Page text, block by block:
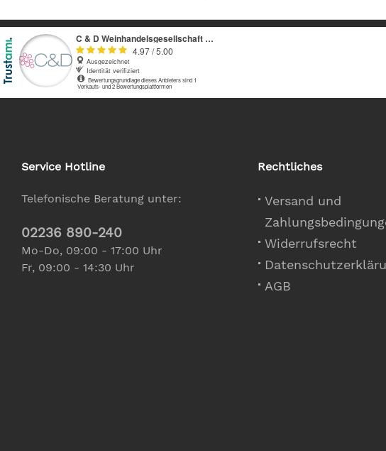
Service Hotline
Telefonische Beratung unter:
02236 890-240
Mo-Do, 09:00 - 17:00 Uhr
Fr, 09:00 - 14:30 Uhr
Rechtliches
Versand und
Widerrufsrecht
AGB